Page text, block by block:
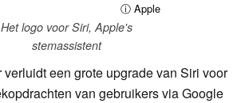
ⓘ Apple
Het logo voor Siri, Apple's
stemassistent
een grote upgrade van Siri voor
van gebruikers via Google